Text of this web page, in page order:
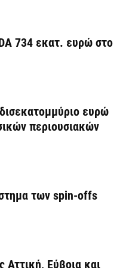
734 εκατ. ευρώ στο
ευρώ
περιουσιακών
των spin-offs
Αττική, Εύβοια και